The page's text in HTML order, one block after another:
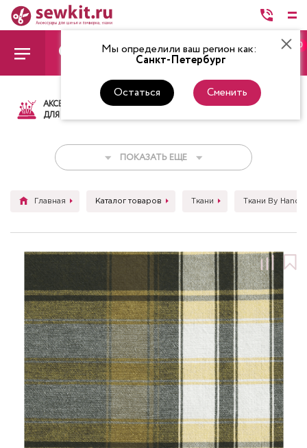
Мы определили ваш регион как:
Санкт-Петербург
Остаться Сменить
0
АКСЕССУАРЫ
ДЛЯ ШИТЬЯ
ТКАНИ НИТКИ
ПОКАЗАТЬ ЕЩЕ
Главная Каталог товаров Ткани Ткани By Hands